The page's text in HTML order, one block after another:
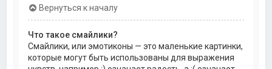
Вернуться к началу
Что такое смайлики?
Смайлики, или эмотиконы — это маленькие картинки,
которые могут быть использованы для выражения